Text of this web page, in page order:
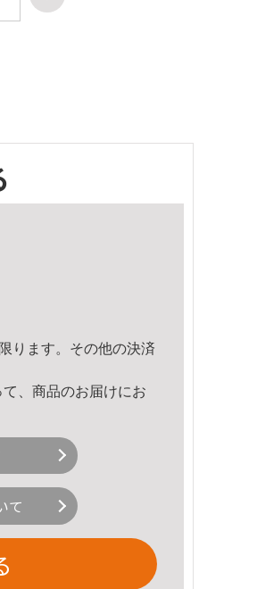
ります。その他の決済
、商品のお届けにお
て